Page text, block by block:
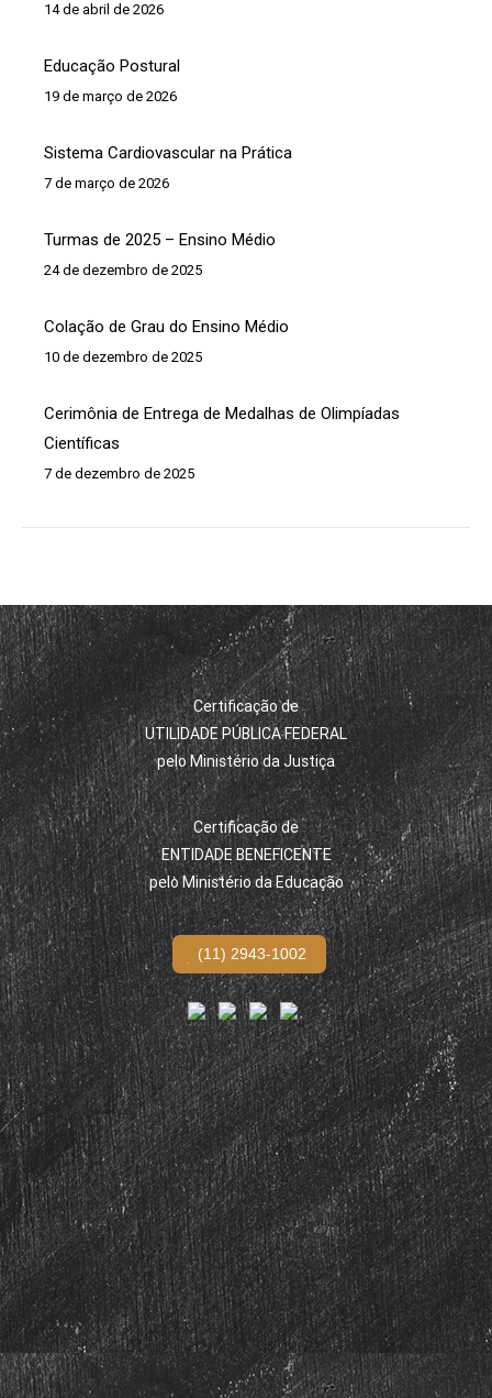
14 de abril de 2026
Educação Postural
19 de março de 2026
Sistema Cardiovascular na Prática
7 de março de 2026
Turmas de 2025 – Ensino Médio
24 de dezembro de 2025
Colação de Grau do Ensino Médio
10 de dezembro de 2025
Cerimônia de Entrega de Medalhas de Olimpíadas
Científicas
7 de dezembro de 2025
Certificação de
UTILIDADE PÚBLICA FEDERAL
pelo Ministério da Justiça
Certificação de
ENTIDADE BENEFICENTE
pelo Ministério da Educação
(11) 2943-1002